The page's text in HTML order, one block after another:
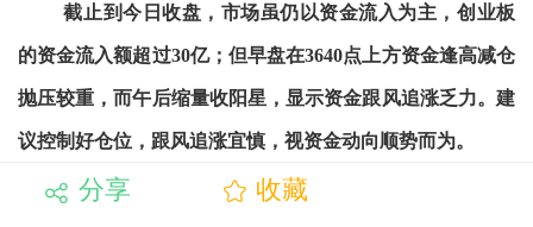
截止到今日收盘，市场虽仍以资金流入为主，创业板
的资金流入额超过30亿；但早盘在3640点上方资金逢高减仓
抛压较重，而午后缩量收阳星，显示资金跟风追涨乏力。建
议控制好仓位，跟风追涨宜慎，视资金动向顺势而为。
分享 收藏